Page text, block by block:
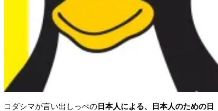
コダシマが言い出しっぺの 日本人による、日本人のための日